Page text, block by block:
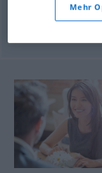
legen,
Mehr